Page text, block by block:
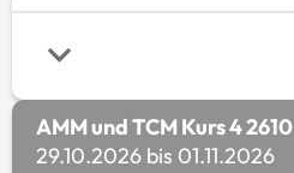
AMM und TCM Kurs 4 2610
29.10.2026 bis 01.11.2026